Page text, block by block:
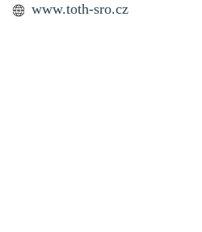
www.toth-sro.cz